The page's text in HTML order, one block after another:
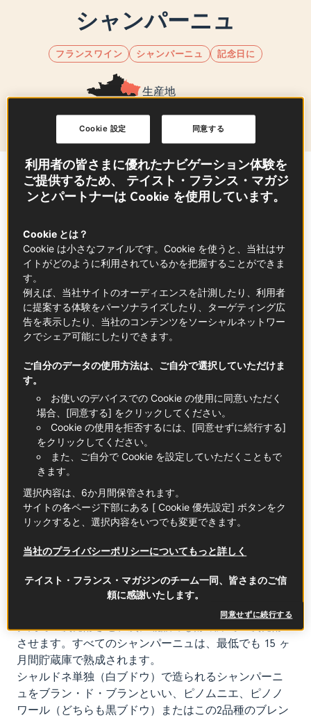
シャンパーニュ
フランスワイン シャンパーニュ 記念日に
生産地
グラン・テスト
Sommaire
間違いなく世界で最も有名なワインと言えるで
しょう。シャンパーニュは、特別な日やお祝い
などの機会に飲まれます。
テロワール、ブドウ品種、ヴィンテージのすべ
てが集約され、特別で唯一無二のシャンパーニ
ュが生まれます。
知っておきたいこと
シャンパーニュ地方のブドウ畑はパリ盆地から東、白
亜質で浸透性が高くミネラル豊富な地盤に広がり、こ
の地質がシャンパーニュに繊細さをもたらしていま
す。石灰質岩石に掘られたワイン貯蔵庫もシャンパー
ニュの熟成に最適な環境を提供しています。
気候は大陸性です。
使用品種はピノノワール、ムニエ、シャルドネ。その
他の品種で使用を許可されているものは産地内にわず
種、テロワール、ヴィンテージをブレンド（アサンブ
発泡性の白またはロゼワインは、二重の発酵を経る、
有名なシャンパーニュ方式で醸造されます。まずタン
ク内で一次発酵させ、次に瓶詰めし貯蔵庫で二次発酵
させます。すべてのシャンパーニュは、最低でも 15 ヶ
月間貯蔵庫で熟成されます。
シャルドネ単独（白ブドウ）で造られるシャンパーニ
ュをブラン・ド・ブランといい、ピノムニエ、ピノノ
ワール（どちらも黒ブドウ）またはこの2品種のブレン
利用者の皆さまに優れたナビゲーション体験を
ご提供するため、 テイスト・フランス・マガジ
ンとパートナーは Cookie を使用しています。
Cookie とは？
Cookie は小さなファイルです。Cookie を使うと、当社はサ
イトがどのように利用されているかを把握することができま
す。
例えば、当社サイトのオーディエンスを計測したり、利用者
に提案する体験をパーソナライズしたり、ターゲティング広
告を表示したり、当社のコンテンツをソーシャルネットワー
クでシェア可能にしたりできます。
ご自分のデータの使用方法は、ご自分で選択していただけま
す。
お使いのデバイスでの Cookie の使用に同意いただく
場合、[同意する] をクリックしてください。
Cookie の使用を拒否するには、[同意せずに続行する]
をクリックしてください。
また、ご自分で Cookie を設定していただくこともで
きます。
選択内容は、6か月間保管されます。
サイトの各ページ下部にある [ Cookie 優先設定] ボタンをク
リックすると、選択内容をいつでも変更できます。
当社のプライバシーポリシーについてもっと詳しく
テイスト・フランス・マガジンのチーム一同、皆さまのご信
頼に感謝いたします。
同意せずに続行する
同意する
Cookie 設定